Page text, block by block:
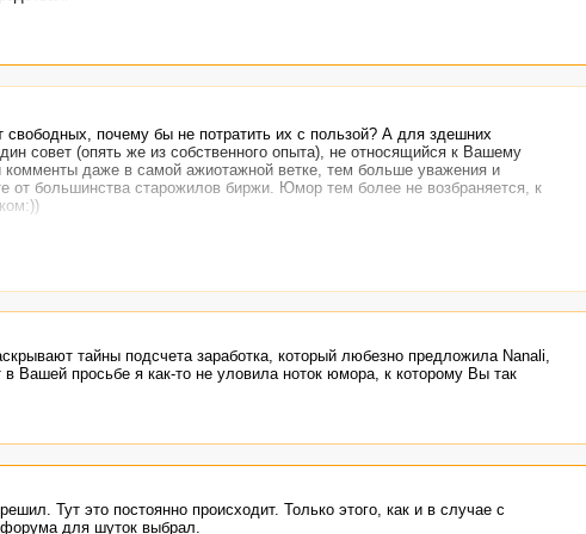
свободных, почему бы не потратить их с пользой? А для здешних
совет (опять же из собственного опыта), не относящийся к Вашему
комменты даже в самой ажиотажной ветке, тем больше уважения и
от большинства старожилов биржи. Юмор тем более не возбраняется, к
два-три дня на просмотр заказов, которые выставляют ВМ для своих
недоступны только для взятия в работу и, обычно, обсуждения),
устраивают, и напроситесь к ним в БС. Проситься в Белый список - это
Только предлагать свои услуги надо с умом: красивым,
в языке, красивый слог и знание тематики. Стандартное "хочу в
Просьбу можно оставлять в обсуждении заказов, которые
или "выловив" сообщение того или иного ВМ на форуме (чтобы
коммент, надо нажать кнопочку "ответить" под этим комментом, и в
ВМ, которые работают со статьями: на постах и
солидной репутации. 3-4 включения в БС, положительные отзывы о
радио" и здесь работает, а грамотные авторы всегда в
тайны подсчета заработка, который любезно предложила Nanali,
Вашей просьбе я как-то не уловила ноток юмора, к которому Вы так
Тут это постоянно происходит. Только этого, как и в случае с
для шуток выбрал.